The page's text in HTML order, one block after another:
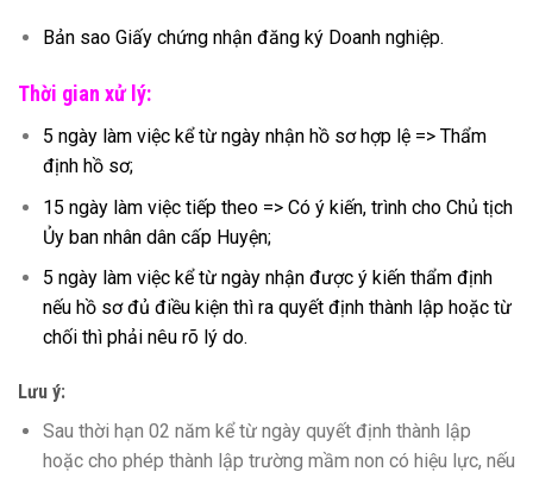
Bản sao Giấy chứng nhận đăng ký Doanh nghiệp.
Thời gian xử lý:
5 ngày làm việc kể từ ngày nhận hồ sơ hợp lệ => Thẩm
định hồ sơ;
15 ngày làm việc tiếp theo => Có ý kiến, trình cho Chủ tịch
Ủy ban nhân dân cấp Huyện;
5 ngày làm việc kể từ ngày nhận được ý kiến thẩm định
nếu hồ sơ đủ điều kiện thì ra quyết định thành lập hoặc từ
chối thì phải nêu rõ lý do.
Lưu ý:
Sau thời hạn 02 năm kể từ ngày quyết định thành lập
hoặc cho phép thành lập trường mầm non có hiệu lực, nếu